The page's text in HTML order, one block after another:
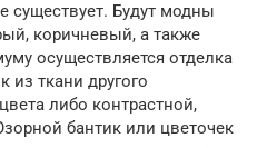
существует. Будут модны
коричневый, а также
осуществляется отделка
из ткани другого
либо контрастной,
бантик или цветочек